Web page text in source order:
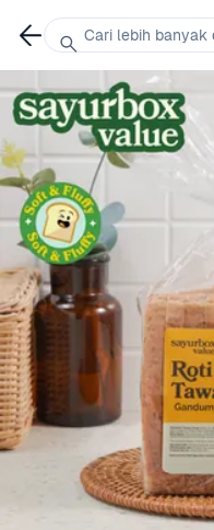
Cari lebih banyak